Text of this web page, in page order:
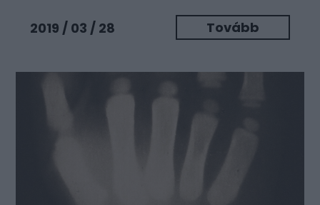
2019 / 03 / 28 Tovább